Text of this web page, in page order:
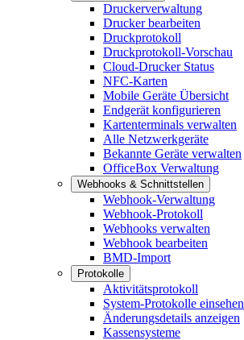
Druckerverwaltung
Drucker bearbeiten
Druckprotokoll
Druckprotokoll-Vorschau
Cloud-Drucker Status
NFC-Karten
Mobile Geräte Übersicht
Endgerät konfigurieren
Kartenterminals verwalten
Alle Netzwerkgeräte
Bekannte Geräte verwalten
OfficeBox Verwaltung
Webhooks & Schnittstellen
Webhook-Verwaltung
Webhook-Protokoll
Webhooks verwalten
Webhook bearbeiten
BMD-Import
Protokolle
Aktivitätsprotokoll
System-Protokolle einsehen
Änderungsdetails anzeigen
Kassensysteme